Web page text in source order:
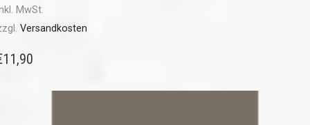
MwSt.
Versandkosten
11,90